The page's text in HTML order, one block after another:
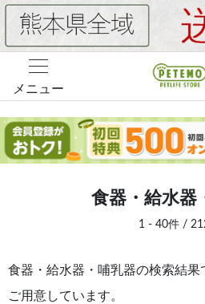
メニュー
食器・給水器
1 - 40件 /
食器・給水器・哺乳器の検索結
ご用意しています。